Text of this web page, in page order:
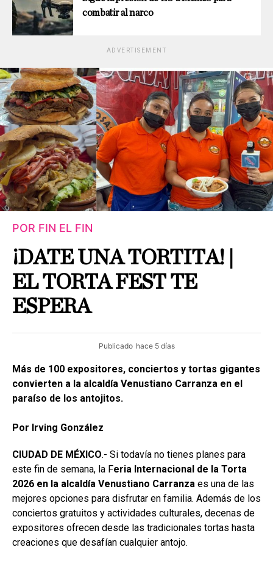
combatir al narco
ADVERTISEMENT
POR FIN EL FIN
¡DATE UNA TORTITA! |
EL TORTA FEST TE
ESPERA
Publicado hace 5 días
Más de 100 expositores, conciertos y tortas gigantes
convierten a la alcaldía Venustiano Carranza en el
paraíso de los antojitos.
Por Irving González
CIUDAD DE MÉXICO.- Si todavía no tienes planes para
este fin de semana, la Feria Internacional de la Torta
2026 en la alcaldía Venustiano Carranza es una de las
mejores opciones para disfrutar en familia. Además de los
conciertos gratuitos y actividades culturales, decenas de
expositores ofrecen desde las tradicionales tortas hasta
creaciones que desafían cualquier antojo.